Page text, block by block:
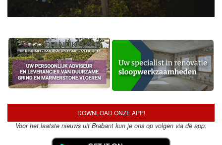
DOWNLOAD ONZE APP!
Voor het laatste nieuws uit Brabant kun je ons op volgen via de app: